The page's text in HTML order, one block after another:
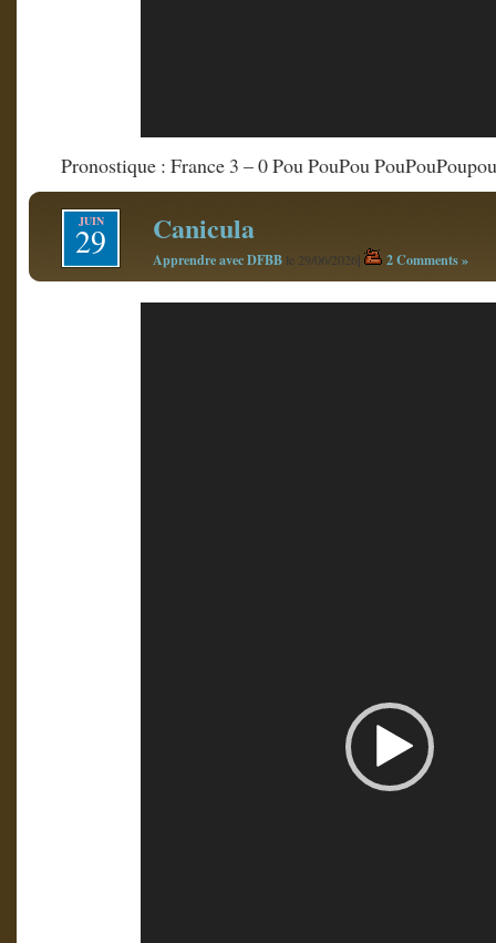
Pronostique : France 3 – 0 Pou PouPou PouPouPoupou
JUIN
29 Canicula
Apprendre avec DFBB le 29/06/2026| 2 Comments »